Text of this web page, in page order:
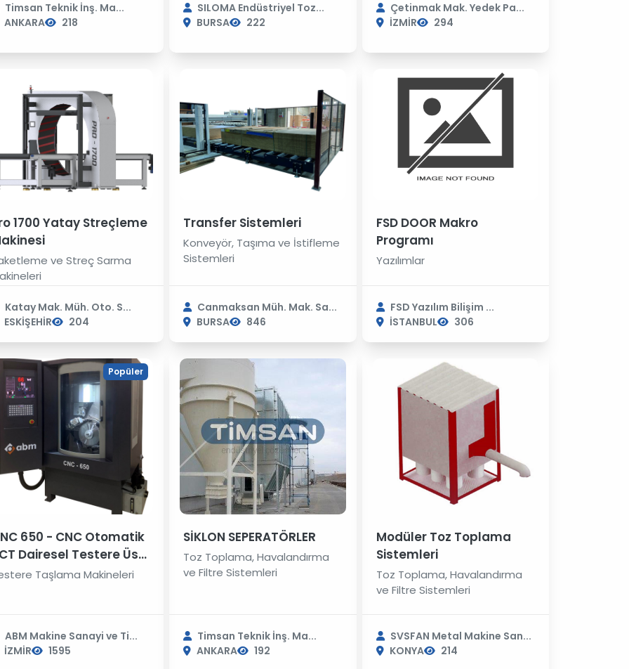
Timsan Teknik İnş. Ma...
ANKARA
218
SILOMA Endüstriyel Toz...
BURSA
222
Çetinmak Mak. Yedek Pa...
İZMİR
294
1700 Yatay Streçleme
ve Streç Sarma
Katay Mak. Müh. Oto. S...
ESKİŞEHİR
204
Transfer Sistemleri
Konveyör, Taşıma ve İstifleme
Sistemleri
Canmaksan Müh. Mak. Sa...
BURSA
846
FSD DOOR Makro
Programı
Yazılımlar
FSD Yazılım Bilişim ...
İSTANBUL
306
Popüler
650 - CNC Otomatik
Dairesel Testere Üst
Yüz Taşlama Makinesi
Taşlama Makineleri
ABM Makine Sanayi ve Ti...
İZMİR
1595
SİKLON SEPERATÖRLER
Toz Toplama, Havalandırma
ve Filtre Sistemleri
Timsan Teknik İnş. Ma...
ANKARA
192
Modüler Toz Toplama
Sistemleri
Toz Toplama, Havalandırma
ve Filtre Sistemleri
SVSFAN Metal Makine San...
KONYA
214